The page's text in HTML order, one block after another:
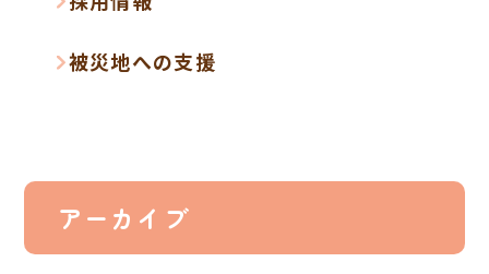
被災地への支援
アーカイブ